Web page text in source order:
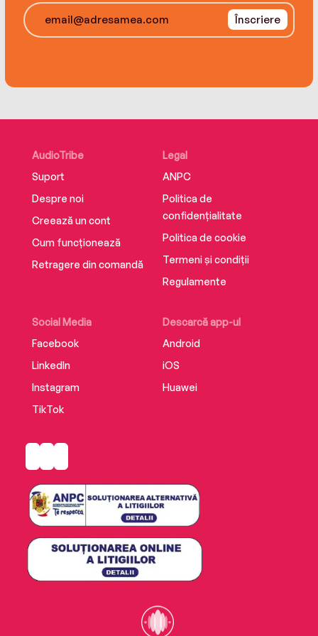
Înscriere
AudioTribe
Suport
Despre noi
Creează un cont
Cum funcționează
Retragere din comandă
Social Media
Facebook
LinkedIn
Instagram
TikTok
Descarcă app-ul
Android
iOS
Huawei
Legal
ANPC
Politica de
confidențialitate
Politica de cookie
Termeni și condiții
Regulamente